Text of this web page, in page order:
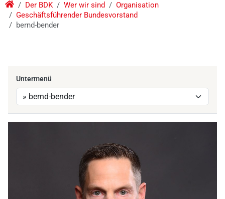
Der BDK Wer wir sind
Organisation
Geschäftsführender Bundesvorstand
bernd-bender
Untermenü